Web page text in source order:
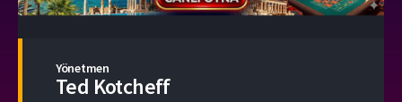
Yönetmen
Ted Kotcheff